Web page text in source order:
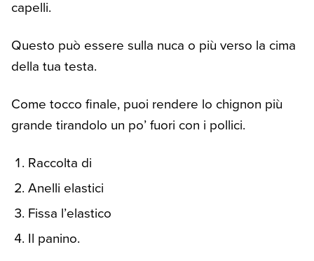
capelli.
Questo può essere sulla nuca o più verso la cima
della tua testa.
Come tocco finale, puoi rendere lo chignon più
grande tirandolo un po’ fuori con i pollici.
Raccolta di
Anelli elastici
Fissa l’elastico
Il panino.